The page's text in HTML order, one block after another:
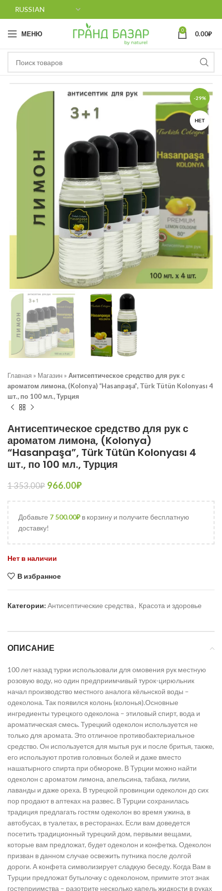
МЕНЮ 0 0.00₽
-29%
НЕТ
Главная » Магазин » Антисептическое средство для рук с
ароматом лимона, (Kolonya) “Hasanpaşa”, Türk Tütün Kolonyası 4
шт., по 100 мл., Турция
Антисептическое средство для рук с
ароматом лимона, (Kolonya)
“Hasanpaşa”, Türk Tütün Kolonyası 4
шт., по 100 мл., Турция
1 353.00₽ 966.00₽
Добавьте 7 500.00₽в корзину и получите бесплатную
доставку!
Нет в наличии
В избранное
Категории: Антисептические средства, Красота и здоровье
ОПИСАНИЕ
100 лет назад турки использовали для омовения рук местную
розовую воду, но один предприимчивый турок-цирюльник
начал производство местного аналога кёльнской воды –
одеколона. Так появился колонь (колонья).Основные
ингредиенты турецкого одеколона – этиловый спирт, вода и
ароматическая смесь. Турецкий одеколон используется не
только для аромата. Это отличное противобактериальное
средство. Он используется для мытья рук и после бритья, также,
его используют против головных болей и даже вместо
нашатырного спирта при обмороке. В Турции можно найти
одеколон с ароматом лимона, апельсина, табака, лилии,
лаванды и даже ореха. В турецкой провинции одеколон до сих
пор продают в аптеках на развес. В Турции сохранилась
традиция предлагать гостям одеколон во время ужина, в
автобусах, в туалетах, в ресторанах. Если вам доведется
посетить традиционный турецкий дом, первыми вещами,
которые вам предложат, будет одеколон и конфетка. Одеколон
призван в данном случае освежить путника после долгой
дороги. А конфета символизирует сладкую беседу. Когда Вам в
Турции предложат бутылочку с одеколоном, примите этот знак
гостеприимства – разотрите несколько капель жидкости в руках